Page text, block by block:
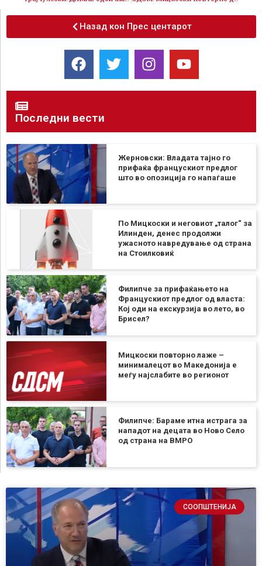
Назад кон Прес центарот
Последни вести
Жерновски: Владата тајно го
прифаќа францускиот предлог
што во опозиција го напаѓаше
По Мицкоски и неговиот „талог“ за
Илинден, денес продолжи
ужасното навредување од страна
на Стоилковиќ
Филипче за прифаќањето на
Францускиот предлог од власта:
Кој оди на екскурзија во лето, во
Брисел?
Мицкоски повторно лаже –
минималецот во Македонија е
меѓу најслабите во регионот
Филипче: Бараме итна истрага за
нападот на децата во Ново Село
од страна на ВМРО
СООПШТЕНИЈА